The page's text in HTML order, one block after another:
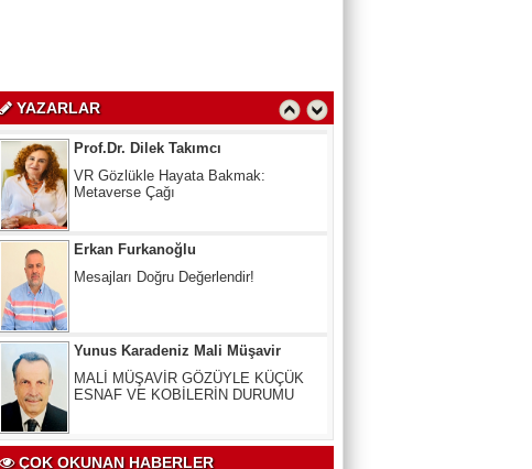
YAZARLARVR Gözlükle Hayata Bakmak:
Metaverse Çağı
Erkan Furkanoğlu
Yunus Karadeniz Mali Müşavir
Uzm. Dr. Veli Kala
ÇOK OKUNAN HABERLER